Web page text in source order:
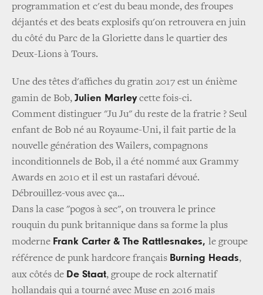
programmation et c'est du beau monde, des froupes
déjantés et des beats explosifs qu'on retrouvera en juin
du côté du Parc de la Gloriette dans le quartier des
Deux-Lions à Tours.
Une des têtes d'affiches du gratin 2017 est un énième
gamin de Bob, Julien Marleycette fois-ci.
Comment distinguer "Ju Ju" du reste de la fratrie ? Seul
enfant de Bob né au Royaume-Uni, il fait partie de la
nouvelle génération des Wailers, compagnons
inconditionnels de Bob, il a été nommé aux Grammy
Awards en 2010 et il est un rastafari dévoué.
Débrouillez-vous avec ça...
Dans la case "pogos à sec", on trouvera le prince
rouquin du punk britannique dans sa forme la plus
moderne Frank Carter & The Rattlesnakes, le groupe
référence de punk hardcore français Burning Heads,
aux côtés de De Staat, groupe de rock alternatif
hollandais qui a tourné avec Muse en 2016 mais